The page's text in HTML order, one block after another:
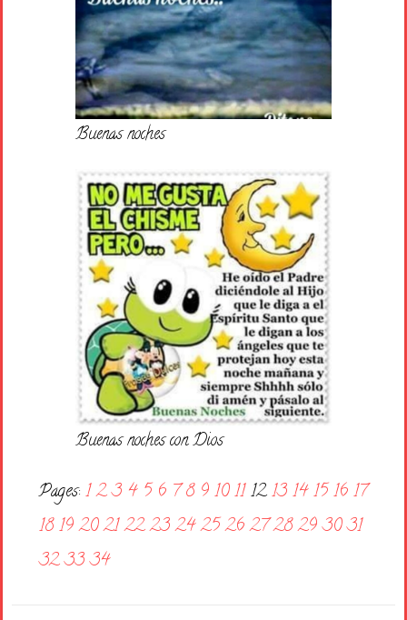
Buenas noches
Buenas noches con Dios
Pages: 1 2 3 4 5 6 7 8 9 10 11 12 13 14 15 16 17
18 19 20 21 22 23 24 25 26 27 28 29 30 31
32 33 34